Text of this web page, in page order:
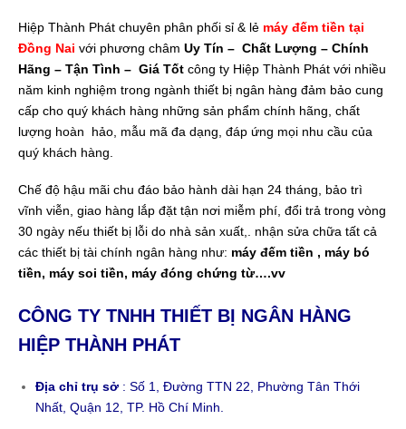
Hiệp Thành Phát chuyên phân phối sỉ & lẻ máy đếm tiền tại
Đồng Nai với phương châm Uy Tín – Chất Lượng – Chính
Hãng – Tận Tình – Giá Tốt công ty Hiệp Thành Phát với nhiều
năm kinh nghiệm trong ngành thiết bị ngân hàng đảm bảo cung
cấp cho quý khách hàng những sản phẩm chính hãng, chất
lượng hoàn hảo, mẫu mã đa dạng, đáp ứng mọi nhu cầu của
quý khách hàng.
Chế độ hậu mãi chu đáo bảo hành dài hạn 24 tháng, bảo trì
vĩnh viễn, giao hàng lắp đặt tận nơi miễm phí, đổi trả trong vòng
30 ngày nếu thiết bị lỗi do nhà sản xuất,. nhận sửa chữa tất cả
các thiết bị tài chính ngân hàng như: máy đếm tiền , máy bó
tiền, máy soi tiền, máy đóng chứng từ….vv
CÔNG TY TNHH THIẾT BỊ NGÂN HÀNG
HIỆP THÀNH PHÁT
Địa chỉ trụ sở: Số 1, Đường TTN 22, Phường Tân Thới
Nhất, Quận 12, TP. Hồ Chí Minh.